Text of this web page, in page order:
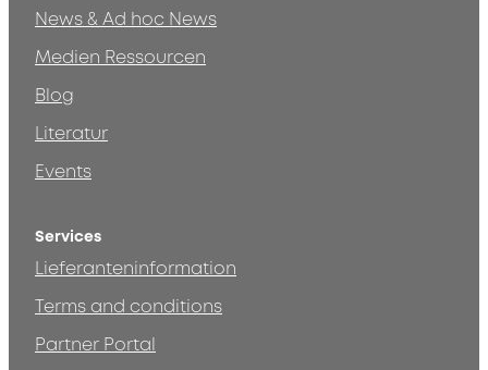
News & Ad hoc News
Medien Ressourcen
Blog
Literatur
Events
Services
Lieferanteninformation
Terms and conditions
Partner Portal